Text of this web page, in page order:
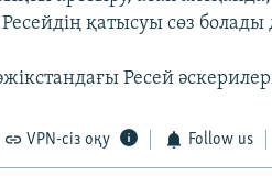
қатысуы сөз болады
Ресей
VPN-сіз оқу Follow us